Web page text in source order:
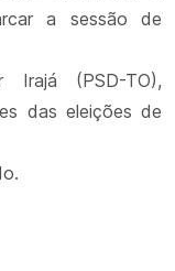
a sessão de
(PSD-TO),
das eleições de